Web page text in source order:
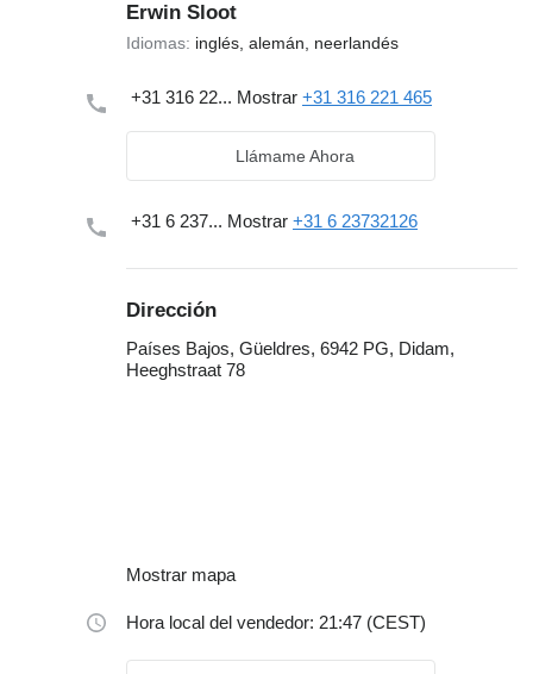
Erwin Sloot
Idiomas: inglés, alemán, neerlandés
+31 316 22... Mostrar +31 316 221 465
Llámame Ahora
+31 6 237... Mostrar +31 6 23732126
Dirección
Países Bajos, Güeldres, 6942 PG, Didam,
Heeghstraat 78
Mostrar mapa
Hora local del vendedor: 21:47 (CEST)